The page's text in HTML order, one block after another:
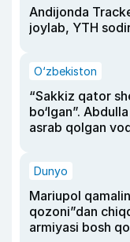
Andijonda
joylab, YTH
O‘zbekiston
“Sakkiz qator
bo‘lgan”.
asrab qolgan
Dunyo
Mariupol
qozoni”dan
armiyasi bosh